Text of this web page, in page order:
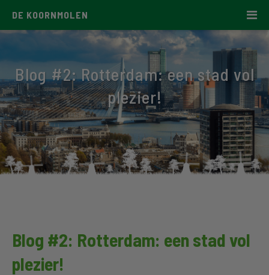
DE KOORNMOLEN
Blog #2: Rotterdam: een stad vol
plezier!
Blog #2: Rotterdam: een stad vol
plezier!